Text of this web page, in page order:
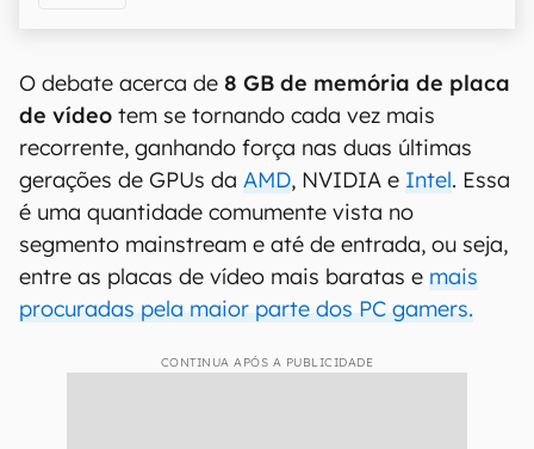
O debate acerca de 8 GB de memória de placa
de vídeo tem se tornando cada vez mais
recorrente, ganhando força nas duas últimas
gerações de GPUs da AMD, NVIDIA e Intel. Essa
é uma quantidade comumente vista no
segmento mainstream e até de entrada, ou seja,
entre as placas de vídeo mais baratas e mais
procuradas pela maior parte dos PC gamers.
CONTINUA APÓS A PUBLICIDADE